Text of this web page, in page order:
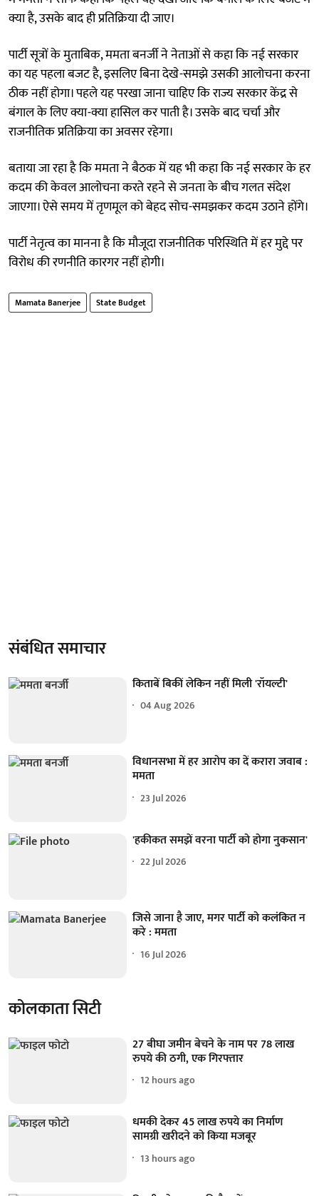
क्या है, उसके बाद ही प्रतिक्रिया दी जाए।
पार्टी सूत्रों के मुताबिक, ममता बनर्जी ने नेताओं से कहा कि नई सरकार
का यह पहला बजट है, इसलिए बिना देखे-समझे उसकी आलोचना करना
ठीक नहीं होगा। पहले यह परखा जाना चाहिए कि राज्य सरकार केंद्र से
बंगाल के लिए क्या-क्या हासिल कर पाती है। उसके बाद चर्चा और
राजनीतिक प्रतिक्रिया का अवसर रहेगा।
बताया जा रहा है कि ममता ने बैठक में यह भी कहा कि नई सरकार के हर
कदम की केवल आलोचना करते रहने से जनता के बीच गलत संदेश
जाएगा। ऐसे समय में तृणमूल को बेहद सोच-समझकर कदम उठाने होंगे।
पार्टी नेतृत्व का मानना है कि मौजूदा राजनीतिक परिस्थिति में हर मुद्दे पर
विरोध की रणनीति कारगर नहीं होगी।
Mamata Banerjee State Budget
संबंधित समाचार
किताबें बिकीं लेकिन नहीं मिली 'रॉयल्टी'
04 Aug 2026
विधानसभा में हर आरोप का दें करारा जवाब :
ममता
23 Jul 2026
'हकीकत समझें वरना पार्टी को होगा नुकसान'
22 Jul 2026
जिसे जाना है जाए, मगर पार्टी को कलंकित न
करे : ममता
16 Jul 2026
कोलकाता सिटी
27 बीघा जमीन बेचने के नाम पर 78 लाख
रुपये की ठगी, एक गिरफ्तार
12 hours ago
धमकी देकर 45 लाख रुपये का निर्माण
सामग्री खरीदने को किया मजबूर
13 hours ago